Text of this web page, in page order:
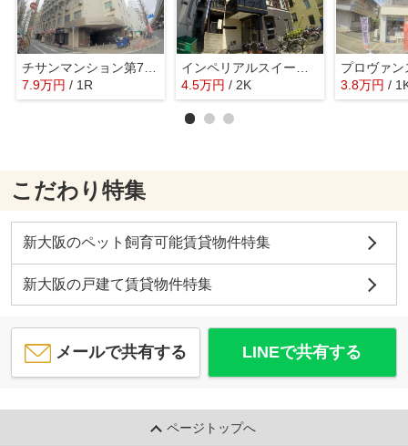
7.9万円 / 1R
4.5万円 / 2K
プロヴァン
3.8万円 /
こだわり特集
新大阪のペット飼育可能賃貸物件特集
新大阪の戸建て賃貸物件特集
メールで共有する LINEで共有する
ページトップへ